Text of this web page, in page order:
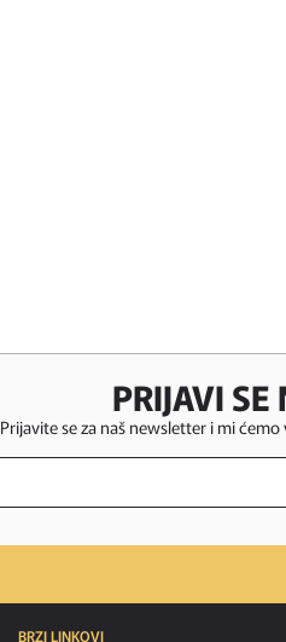
PRIJAVI
Prijavite se za naš newsletter i mi
BRZI LINKOVI